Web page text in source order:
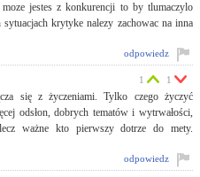
jestes z konkurencji to by tlumaczylo
krytyke nalezy zachowac na inna
odpowiedz
się z życzeniami. Tylko czego życzyć
odsłon, dobrych tematów i wytrwałości,
ważne kto pierwszy dotrze do mety.
1 1
odpowiedz